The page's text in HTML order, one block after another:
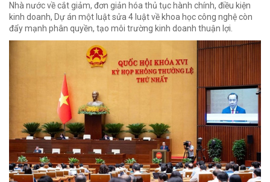
Nhà nước về cắt giảm, đơn giản hóa thủ tục hành chính, điều kiện
kinh doanh, Dự án một luật sửa 4 luật về khoa học công nghệ còn
đẩy mạnh phân quyền, tạo môi trường kinh doanh thuận lợi.